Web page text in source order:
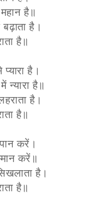
है॥
है।
है॥
है।
न्यारा है॥
है।
है॥
करें।
करें॥
है।
है॥